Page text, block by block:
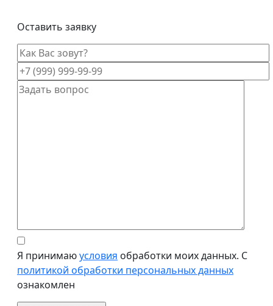
Оставить заявку
Я принимаюусловия обработки моих данных. С
политикой обработки персональных данных
ознакомлен